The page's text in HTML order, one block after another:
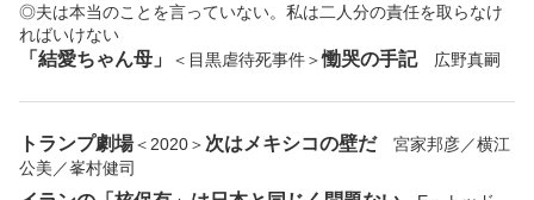
◎夫は本当のことを言っていない。私は二人分の責任を取らなけ
ればいけない
「結愛ちゃん母」 ＜目黒虐待死事件＞慟哭の手記広野真嗣
トランプ劇場＜2020＞ 次はメキシコの壁だ宮家邦彦／横江
公美／峯村健司